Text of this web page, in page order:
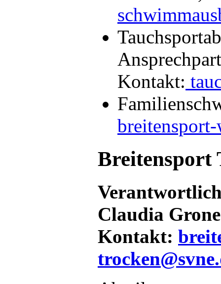
Kontakt:
breitensport-
Breitensport
Claudia
Kontakt: